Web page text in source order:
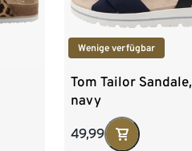
Wenige verfügbar
Tom Tailor Sandale,
navy
49,99